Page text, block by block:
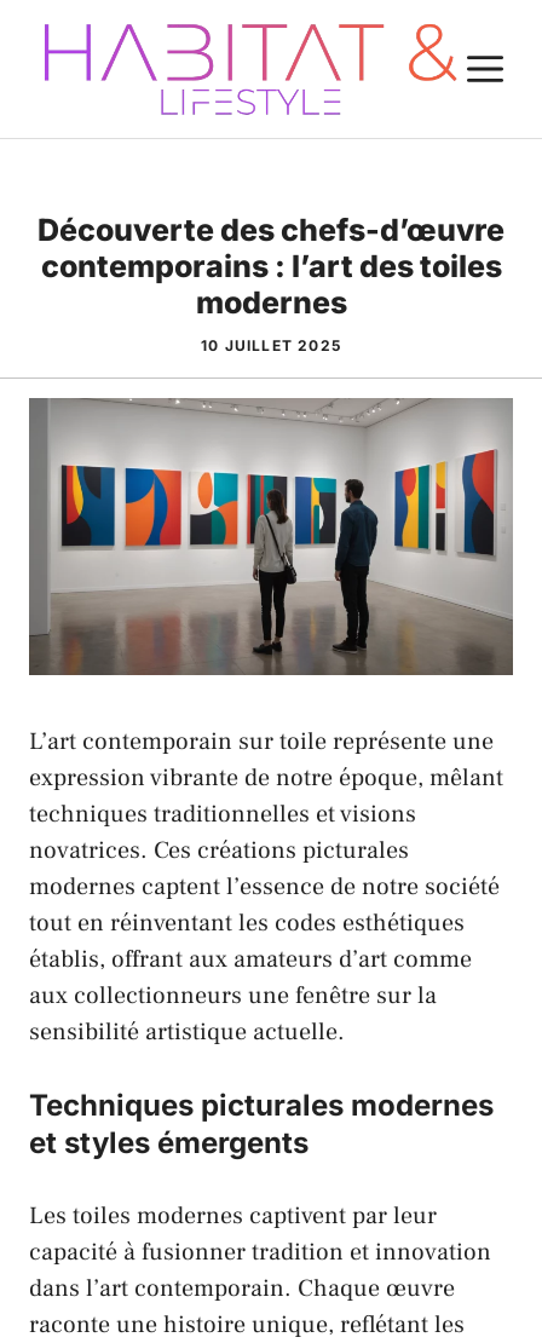
Aller
contenu
Découverte des chefs-d’œuvre
contemporains : l’art des toiles
modernes
10 JUILLET 2025
L’art contemporain sur toile représente une
expression vibrante de notre époque, mêlant
techniques traditionnelles et visions
novatrices. Ces créations picturales
modernes captent l’essence de notre société
tout en réinventant les codes esthétiques
établis, offrant aux amateurs d’art comme
aux collectionneurs une fenêtre sur la
sensibilité artistique actuelle.
Techniques picturales modernes
et styles émergents
Les toiles modernes captivent par leur
capacité à fusionner tradition et innovation
dans l’art contemporain. Chaque œuvre
raconte une histoire unique, reflétant les